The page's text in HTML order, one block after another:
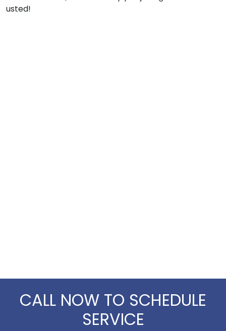
usted!
CALL NOW TO SCHEDULE
SERVICE